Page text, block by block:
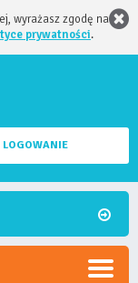
wyrażasz zgodę na
prywatności.
LOGOWANIE